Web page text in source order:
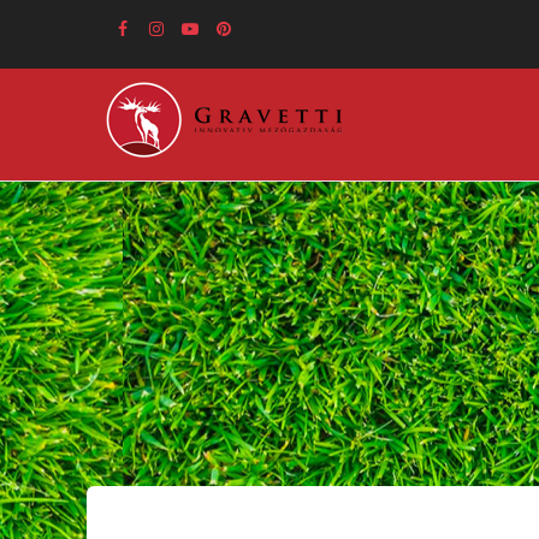
tartalomra